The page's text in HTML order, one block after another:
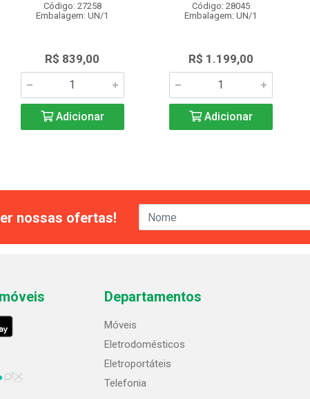
Código: 27258
Embalagem: UN/1
R$ 839,00
Adicionar
Código: 28045
Embalagem: UN/1
R$ 1.199,00
Adicionar
nossas ofertas!
Departamentos
Móveis
Eletrodomésticos
Eletroportáteis
Telefonia